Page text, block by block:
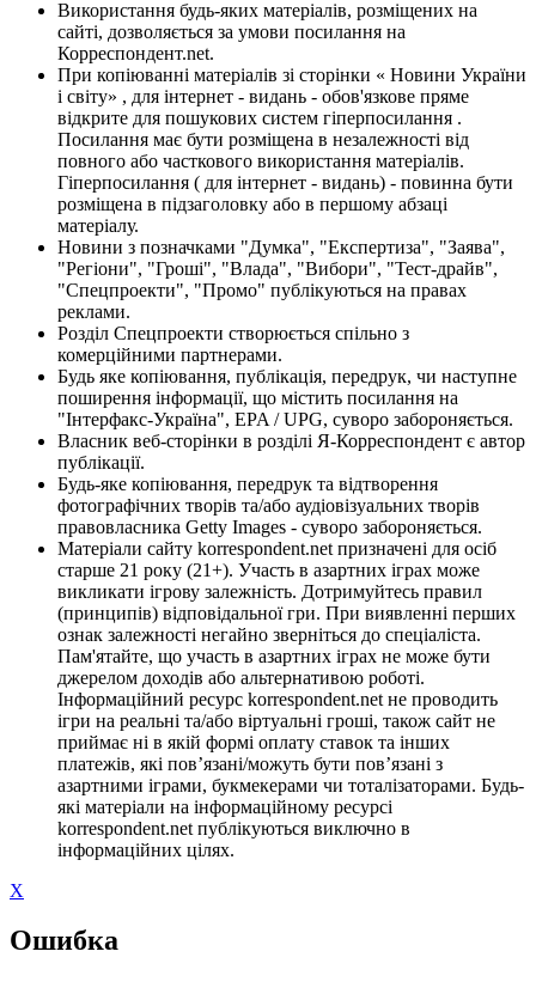
Використання будь-яких матеріалів, розміщених на
сайті, дозволяється за умови посилання на
Корреспондент.net.
При копіюванні матеріалів зі сторінки « Новини України
і світу» , для інтернет - видань - обов'язкове пряме
відкрите для пошукових систем гіперпосилання .
Посилання має бути розміщена в незалежності від
повного або часткового використання матеріалів.
Гіперпосилання ( для інтернет - видань) - повинна бути
розміщена в підзаголовку або в першому абзаці
матеріалу.
Новини з позначками "Думка", "Експертиза", "Заява",
"Регіони", "Гроші", "Влада", "Вибори", "Тест-драйв",
"Спецпроекти", "Промо" публікуються на правах
реклами.
Розділ Спецпроекти створюється спільно з
комерційними партнерами.
Будь яке копіювання, публікація, передрук, чи наступне
поширення інформації, що містить посилання на
"Інтерфакс-Україна", EPA / UPG, суворо забороняється.
Власник веб-сторінки в розділі Я-Корреспондент є автор
публікації.
Будь-яке копіювання, передрук та відтворення
фотографічних творів та/або аудіовізуальних творів
правовласника Getty Images - суворо забороняється.
Матеріали сайту korrespondent.net призначені для осіб
старше 21 року (21+). Участь в азартних іграх може
викликати ігрову залежність. Дотримуйтесь правил
(принципів) відповідальної гри. При виявленні перших
ознак залежності негайно зверніться до спеціаліста.
Пам'ятайте, що участь в азартних іграх не може бути
джерелом доходів або альтернативою роботі.
Інформаційний ресурс korrespondent.net не проводить
ігри на реальні та/або віртуальні гроші, також сайт не
приймає ні в якій формі оплату ставок та інших
платежів, які пов’язані/можуть бути пов’язані з
азартними іграми, букмекерами чи тоталізаторами. Будь-
які матеріали на інформаційному ресурсі
korrespondent.net публікуються виключно в
інформаційних цілях.
X
Ошибка